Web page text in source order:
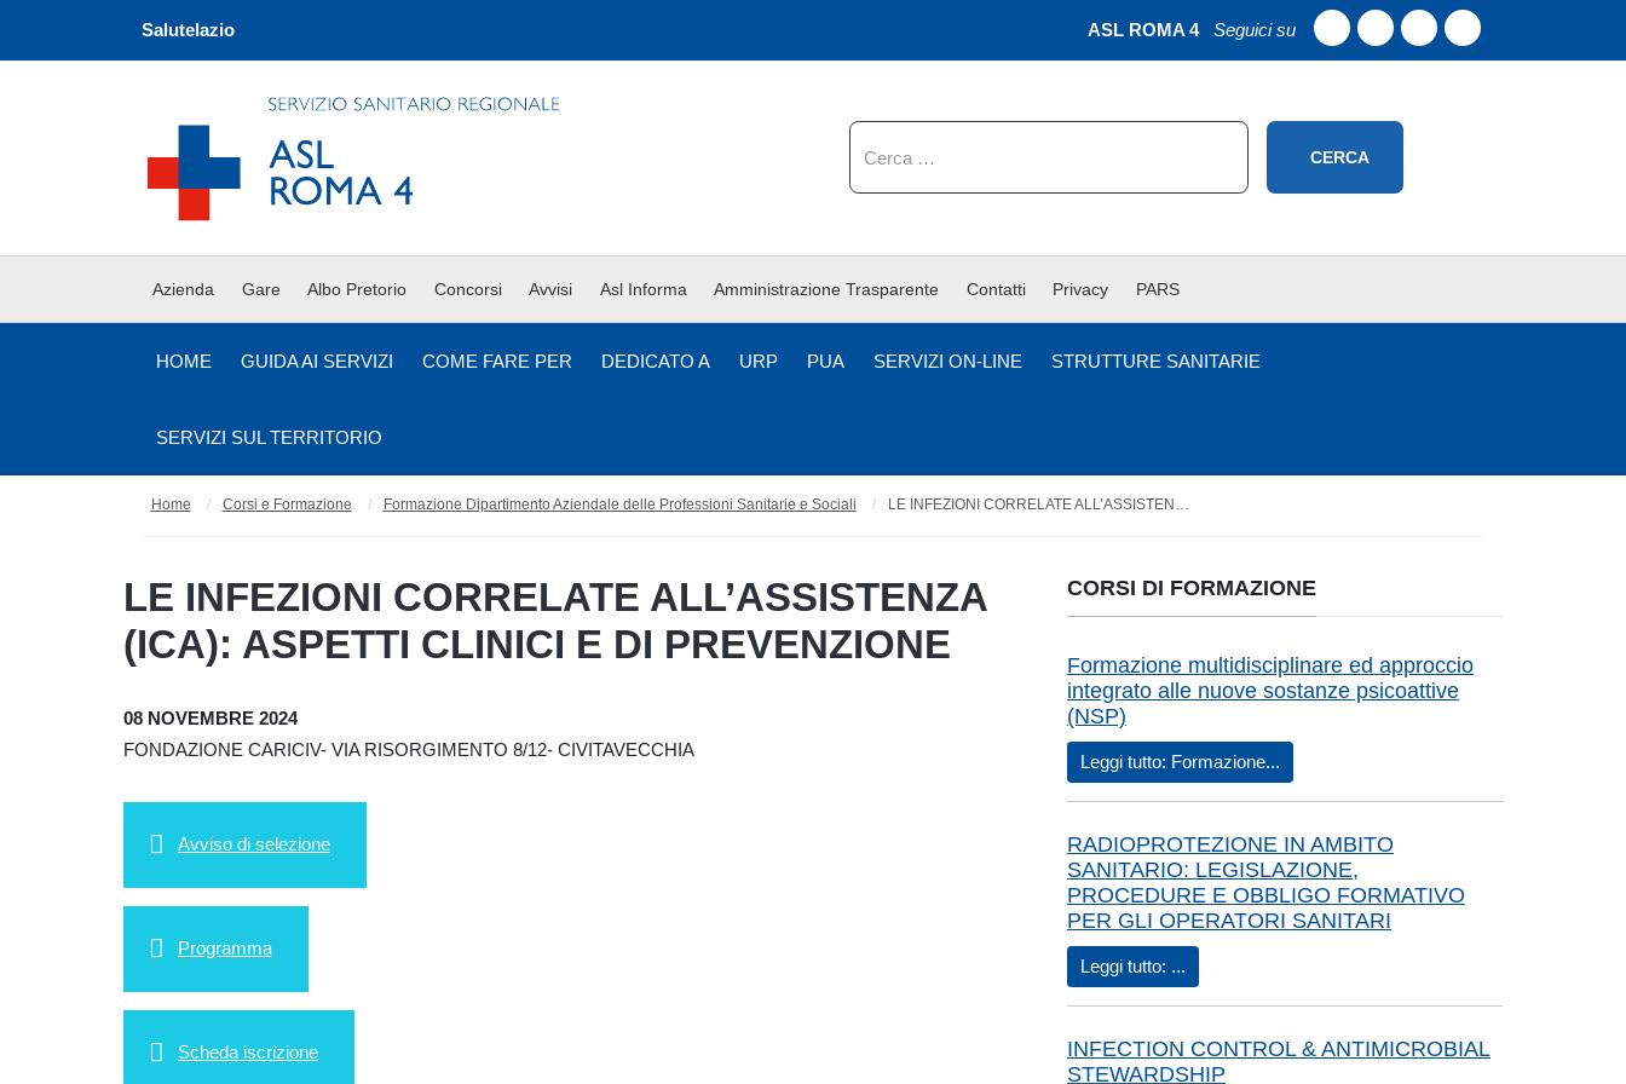
Salutelazio ASL ROMA 4 Seguici su
Cerca
CERCA
Azienda Gare Albo Pretorio Concorsi Avvisi Asl Informa Amministrazione Trasparente Contatti Privacy PARS
HOME GUIDA AI SERVIZI COME FARE PER DEDICATO A URP PUA SERVIZI ON-LINE STRUTTURE SANITARIE
SERVIZI SUL TERRITORIO
Home Corsi e Formazione Formazione Dipartimento Aziendale delle Professioni Sanitarie e Sociali
LE INFEZIONI CORRELATE ALL’ASSISTENZA
(ICA): ASPETTI CLINICI E DI PREVENZIONE
08 NOVEMBRE 2024
FONDAZIONE CARICIV- VIA RISORGIMENTO 8/12- CIVITAVECCHIA
Avviso di selezione
Programma
Scheda iscrizione
CORSI DI FORMAZIONE
Formazione multidisciplinare ed approccio
integrato alle nuove sostanze psicoattive
(NSP)
Leggi tutto: Formazione...
RADIOPROTEZIONE IN AMBITO
SANITARIO: LEGISLAZIONE,
PROCEDURE E OBBLIGO FORMATIVO
PER GLI OPERATORI SANITARI
Leggi tutto: ...
INFECTION CONTROL & ANTIMICROBIAL
STEWARDSHIP